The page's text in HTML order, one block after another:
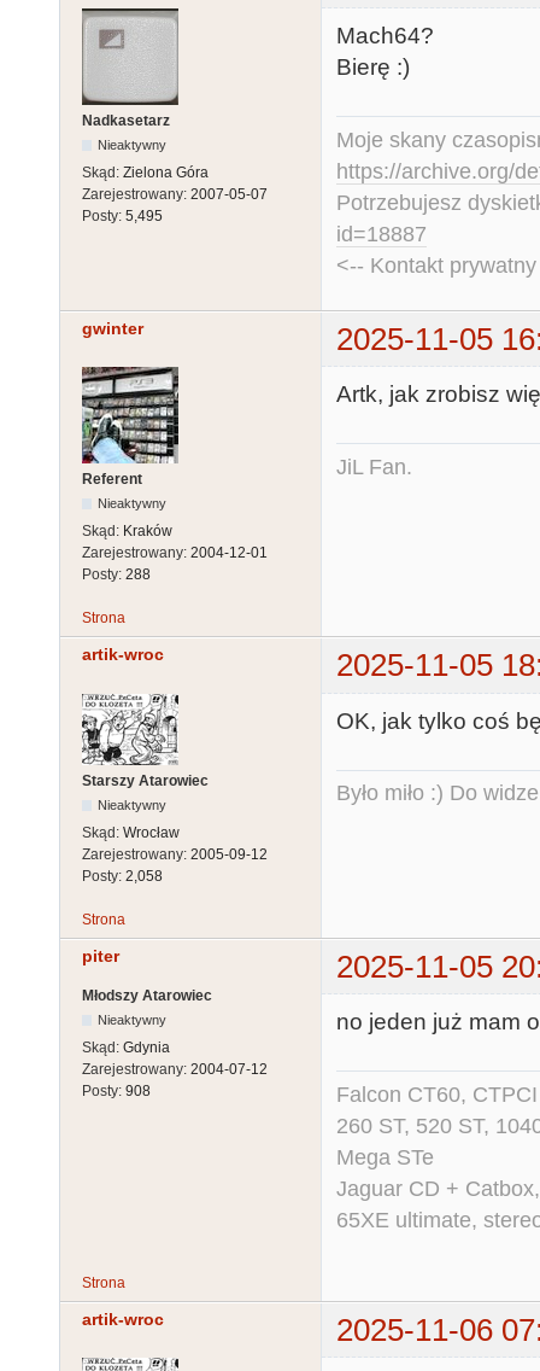
Nadkasetarz
Nieaktywny
Skąd: Zielona Góra
Zarejestrowany: 2007-05-07
Posty: 5,495
Mach64?
Bierę :)
Moje skany
https://archive.org/
Potrzebujesz
id=18887
<-- Kontakt
gwinter 2025-11-05
Referent
Nieaktywny
Skąd: Kraków
Zarejestrowany: 2004-12-01
Posty: 288
Artk, jak zrobisz
JiL Fan.
Strona
artik-wroc 2025-11-05
Starszy Atarowiec
Nieaktywny
Skąd: Wrocław
Zarejestrowany: 2005-09-12
Posty: 2,058
OK, jak tylko coś
Było miło :) Do
Strona
piter 2025-11-05
Młodszy Atarowiec
Nieaktywny
Skąd: Gdynia
Zarejestrowany: 2004-07-12
Posty: 908
no jeden już mam
Falcon CT60,
260 ST, 520 ST,
Mega STe
Jaguar CD +
65XE ultimate,
Strona
artik-wroc 2025-11-06